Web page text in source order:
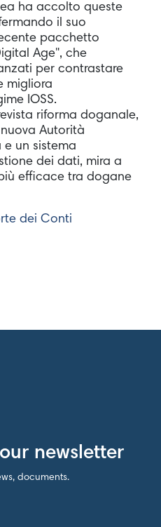
ha accolto queste
il suo
pacchetto
Age", che
per contrastare
migliora
IOSS.
riforma doganale,
Autorità
un sistema
dei dati, mira a
efficace tra dogane
dei Conti
newsletter
documents.